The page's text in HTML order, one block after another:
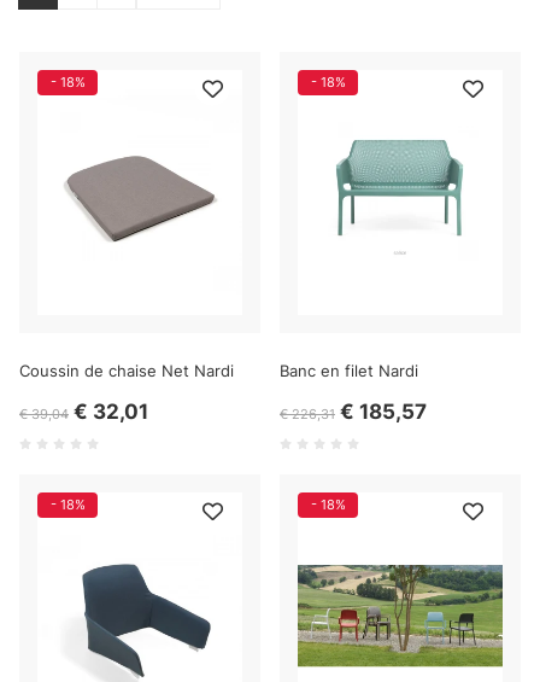
- 18%
Coussin de chaise Net Nardi
€ 39,04 € 32,01
- 18%
Banc en filet Nardi
€ 226,31 € 185,57
- 18% - 18%